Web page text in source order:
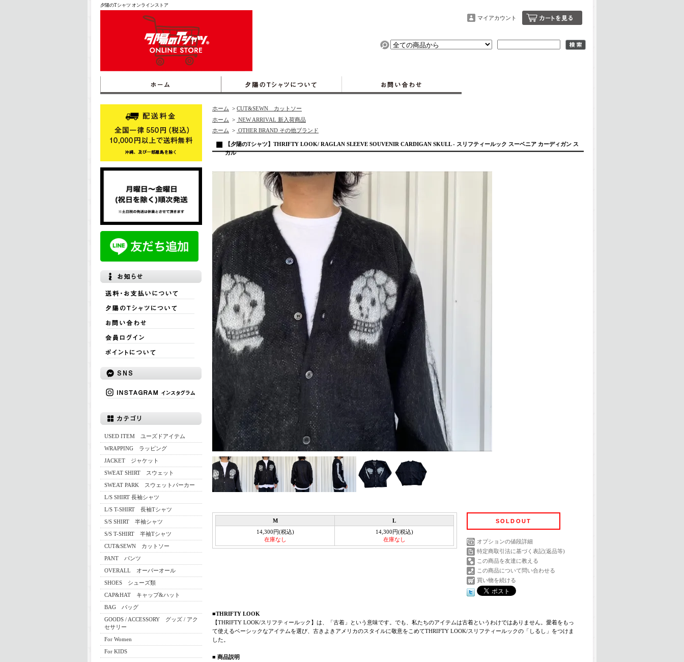
夕陽のTシャツ オンラインストア
マイアカウント
USED ITEM ユーズドアイテム
WRAPPING ラッピング
JACKET ジャケット
SWEAT SHIRT スウェット
SWEAT PARK スウェットパーカー
L/S SHIRT 長袖シャツ
L/S T-SHIRT 長袖Tシャツ
S/S SHIRT 半袖シャツ
S/S T-SHIRT 半袖Tシャツ
CUT&SEWN カットソー
PANT パンツ
OVERALL オーバーオール
SHOES シューズ類
CAP&HAT キャップ&ハット
BAG バッグ
GOODS / ACCESSORY グッズ / アク
セサリー
For Women
For KIDS
ホーム > CUT&SEWN カットソー
ホーム > NEW ARRIVAL 新入荷商品
ホーム > OTHER BRAND その他ブランド
【夕陽のTシャツ】THRIFTY LOOK/ RAGLAN SLEEVE SOUVENIR CARDIGAN SKULL - スリフティールック スーベニア カーディガン ス
カル
M
L
14,300円(税込)
在庫なし
14,300円(税込)
在庫なし
SOLDOUT
オプションの値段詳細
特定商取引法に基づく表記(返品等)
この商品を友達に教える
この商品について問い合わせる
買い物を続ける
■THRIFTY LOOK
【THRIFTY LOOK/スリフティールック】は、「古着」という意味です。でも、私たちのアイテムは古着というわけではありません。愛着をもっ
て使えるベーシックなアイテムを選び、古きよきアメリカのスタイルに敬意をこめてTHRIFTY LOOK/スリフティールックの「しるし」をつけま
した。
■ 商品説明